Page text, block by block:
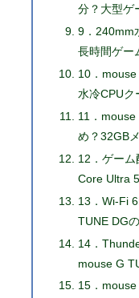
分？大型ゲ
9．240mm
長時間ゲー
10．mouse
水冷CPUク
11．
め？32GB
12．ゲーム
Core Ultra
13．Wi-Fi
TUNE DG
14．
mouse G
15．mouse